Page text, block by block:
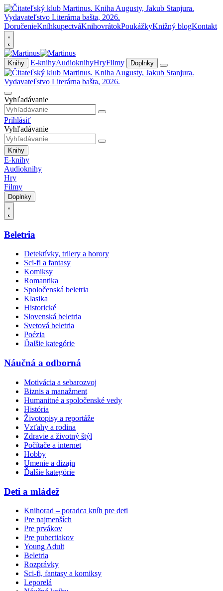
DoručenieKníhkupectváKnihovrátokPoukážkyKnižný blogKontakt
Knihy E-knihyAudioknihyHryFilmy Doplnky
Vyhľadávanie
Prihlásiť
Vyhľadávanie
Knihy
E-knihy
Audioknihy
Hry
Filmy
Doplnky
Beletria
Detektívky, trilery a horory
Sci-fi a fantasy
Komiksy
Romantika
Spoločenská beletria
Klasika
Historické
Slovenská beletria
Svetová beletria
Poézia
Ďalšie kategórie
Náučná a odborná
Motivácia a sebarozvoj
Biznis a manažment
Humanitné a spoločenské vedy
História
Životopisy a reportáže
Vzťahy a rodina
Zdravie a životný štýl
Počítače a internet
Hobby
Umenie a dizajn
Ďalšie kategórie
Deti a mládež
Knihorad – poradca kníh pre deti
Pre najmenších
Pre prvákov
Pre pubertiakov
Young Adult
Beletria
Rozprávky
Sci-fi, fantasy a komiksy
Leporelá